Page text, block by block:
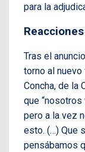
para la
Reacciones
Tras el
torno al nuevo
Concha, de la
que
pero a la vez
esto. (…) Que
pensábamos